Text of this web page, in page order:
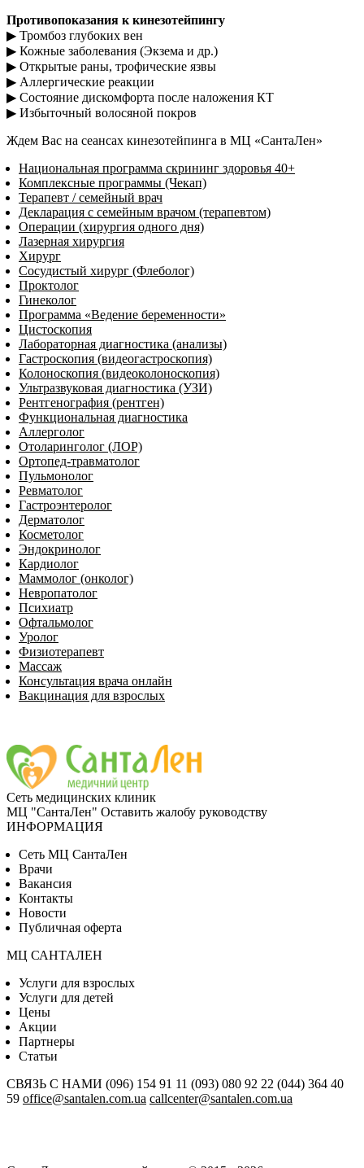
Противопоказания к кинезотейпингу
▶ Тромбоз глубоких вен
▶ Кожные заболевания (Экзема и др.)
▶ Открытые раны, трофические язвы
▶ Аллергические реакции
▶ Состояние дискомфорта после наложения КТ
▶ Избыточный волосяной покров
Ждем Вас на сеансах кинезотейпинга в МЦ «СантаЛен»
Национальная программа скрининг здоровья 40+
Комплексные программы (Чекап)
Терапевт / семейный врач
Декларация с семейным врачом (терапевтом)
Операции (хирургия одного дня)
Лазерная хирургия
Хирург
Сосудистый хирург (Флеболог)
Проктолог
Гинеколог
Программа «Ведение беременности»
Цистоскопия
Лабораторная диагностика (анализы)
Гастроскопия (видеогастроскопия)
Колоноскопия (видеоколоноскопия)
Ультразвуковая диагностика (УЗИ)
Рентгенография (рентген)
Функциональная диагностика
Аллерголог
Отоларинголог (ЛОР)
Ортопед-травматолог
Пульмонолог
Ревматолог
Гастроэнтеролог
Дерматолог
Косметолог
Эндокринолог
Кардиолог
Маммолог (онколог)
Невропатолог
Пси­хи­атр
Офтальмолог
Уролог
Физиотерапевт
Массаж
Консультация врача онлайн
Вакцинация для взрослых
Сеть медицинских клиник
МЦ "СантаЛен" Оставить жалобу руководству
ИНФОРМАЦИЯ
Сеть МЦ СантаЛен
Врачи
Вакансия
Контакты
Новости
Публичная оферта
МЦ САНТАЛЕН
Услуги для взрослых
Услуги для детей
Цены
Акции
Партнеры
Статьи
СВЯЗЬ С НАМИ (096) 154 91 11 (093) 080 92 22 (044) 364 40
59 office@santalen.com.ua callcenter@santalen.com.ua